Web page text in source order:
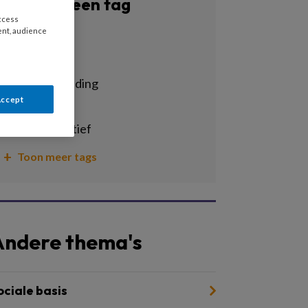
Filter op een tag
Alle tags
conflictscheiding
criminaliteit
cultuursensitief
Toon meer tags
thema's
basis
audience